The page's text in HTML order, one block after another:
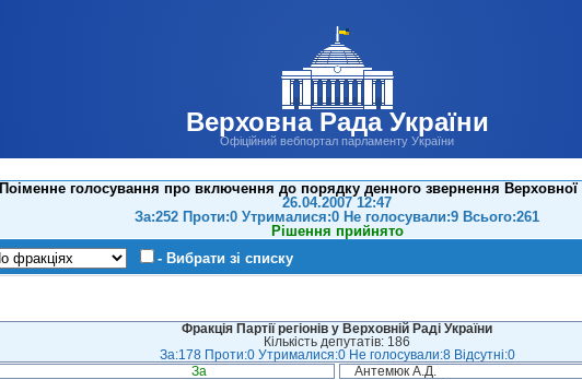
Верховна Рада України
Офіційний вебпортал парламенту України
Поіменне голосування про включення до порядку денного звернення Верховної
26.04.2007 12:47
За:252 Проти:0 Утрималися:0 Не голосували:9 Всього:261
Рішення прийнято
- Вибрати зі списку
Фракція Партії регіонів у Верховній Раді України
Кількість депутатів: 186
За:178 Проти:0 Утрималися:0 Не голосували:8 Відсутні:0
За Антемюк А.Д.